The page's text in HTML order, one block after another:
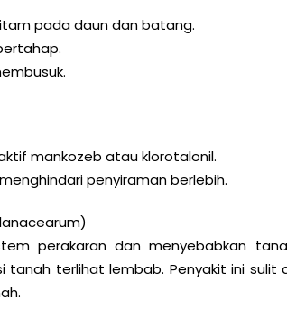
pada daun dan batang.
mankozeb atau klorotalonil.
penyiraman berlebih.
perakaran dan menyebabkan
tanah terlihat lembab. Penyakit ini